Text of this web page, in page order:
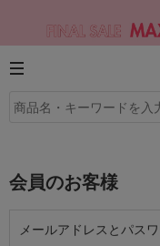
会員のお客様
メールアドレスとパス